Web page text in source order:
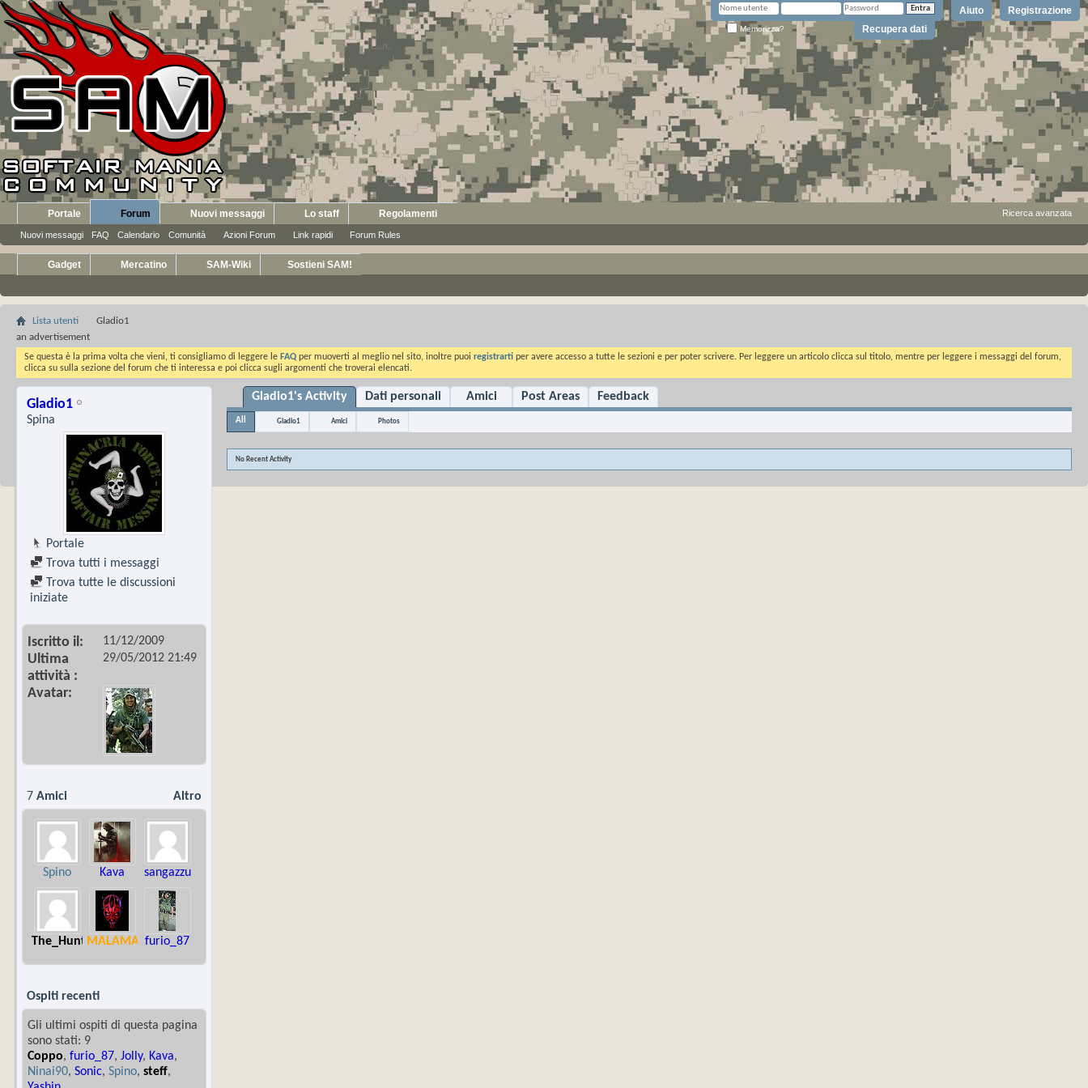
Registrazione
Aiuto
Memorizza? Recupera dati
Portale Forum
Nuovi messaggi FAQ Calendario Comunità Azioni Forum Link rapidi Forum Rules
Nuovi messaggi Lo staff Regolamenti Ricerca avanzata
Gadget Mercatino SAM-Wiki Sostieni SAM!
Lista utenti
Gladio1
an advertisement
Se questa è la prima volta che vieni, ti consigliamo di leggere le FAQ per muoverti al meglio nel sito, inoltre puoi registrarti per avere accesso a tutte le sezioni e per poter scrivere. Per leggere un articolo clicca sul titolo, mentre per leggere i messaggi del forum,
clicca su sulla sezione del forum che ti interessa e poi clicca sugli argomenti che troverai elencati.
Gladio1
Spina
Portale
Trova tutti i messaggi
Trova tutte le discussioni
iniziate
Iscritto il 11/12/2009
Ultima
attività
29/05/2012 21:49
Avatar
Altro
7 Amici
Spino Kava sangazzu
The_HunterMALAMAKUMBA
furio_87
Ospiti recenti
Gli ultimi ospiti di questa pagina
sono stati: 9
Coppo, furio_87, Jolly, Kava,
Ninai90, Sonic, Spino, steff,
Gladio1's Activity Dati personali Amici Post Areas Feedback
All Gladio1 Amici Photos
No Recent Activity